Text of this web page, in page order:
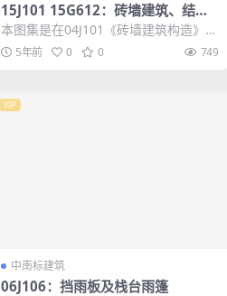
15J101 15G612：砖墙建筑、结构
构造
本图集是在04J101《砖墙建筑构造》和
04G612《砖墙结构构造》图集的基础
上...5年前 0 0 749
VIP
中南标建筑
06J106：挡雨板及栈台雨篷